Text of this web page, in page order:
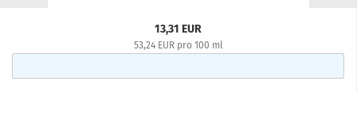
13,31 EUR
53,24 EUR pro 100 ml